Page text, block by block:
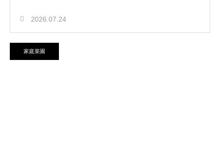
2026.07.24
家庭菜園